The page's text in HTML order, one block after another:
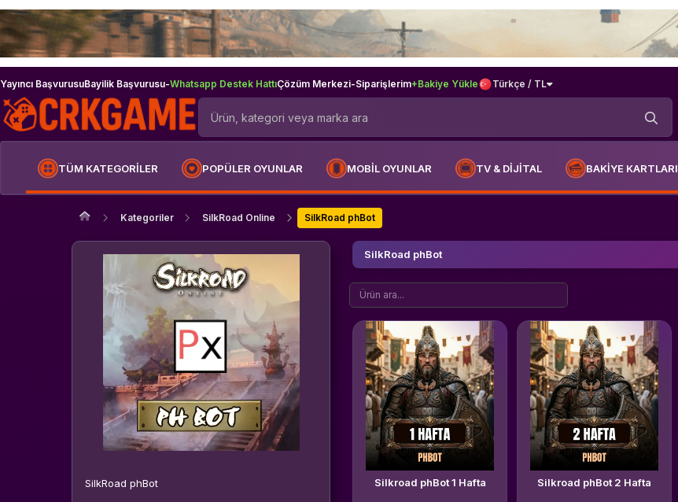
Yayıncı BaşvurusuBayilik Başvurusu-Whatsapp Destek HattıÇözüm Merkezi-Siparişlerim+Bakiye Yükle Türkçe / TL
TÜM KATEGORİLER POPÜLER OYUNLAR MOBİL OYUNLAR TV & DİJİTAL BAKİYE KARTLARI
Kategoriler SilkRoad Online SilkRoad phBot
SilkRoad phBot
SilkRoad phBot
Silkroad phBot 1 Hafta Silkroad phBot 2 Hafta